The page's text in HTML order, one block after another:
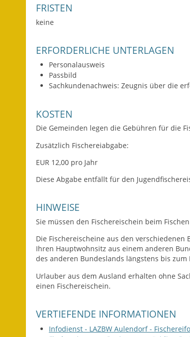
FRISTEN
keine
ERFORDERLICHE UNTERLAGEN
Personalausweis
Passbild
Sachkundenachweis: Zeugnis über die
KOSTEN
Die Gemeinden legen die Gebühren für die
Zusätzlich Fischereiabgabe:
EUR 12,00 pro Jahr
Diese Abgabe entfällt für den
HINWEISE
Sie müssen den Fischereischein beim
Die Fischereischeine aus den
Ihren Hauptwohnsitz aus einem anderen
des anderen Bundeslands längstens bis
Urlauber aus dem Ausland erhalten ohne
einen Fischereischein.
VERTIEFENDE INFORMATIONEN
Infodienst - LAZBW Aulendorf -